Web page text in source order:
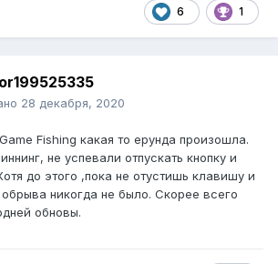
6 1
28 декабря, 2020
Fishing какая то ерунда произошла.
не успевали отпускать кнопку и
до этого ,пока не отустишь клавишу и
никогда не было. Скорее всего
обновы.